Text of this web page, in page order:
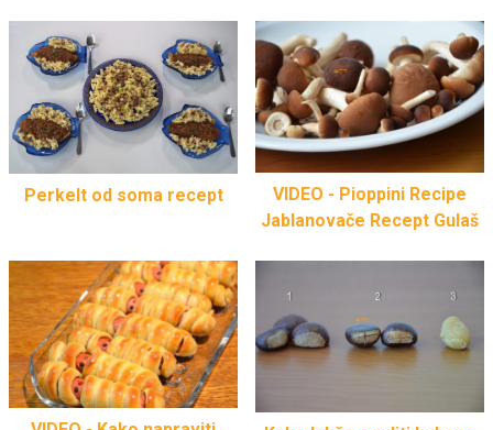
Perkelt od soma recept
VIDEO - Pioppini Recipe
Jablanovače Recept Gulaš